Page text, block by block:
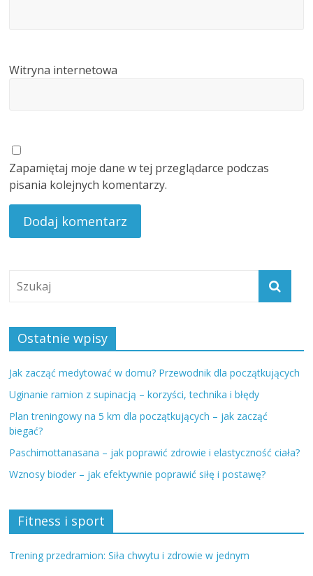
Witryna internetowa
Zapamiętaj moje dane w tej przeglądarce podczas
pisania kolejnych komentarzy.
Ostatnie wpisy
Jak zacząć medytować w domu? Przewodnik dla początkujących
Uginanie ramion z supinacją – korzyści, technika i błędy
Plan treningowy na 5 km dla początkujących – jak zacząć
biegać?
Paschimottanasana – jak poprawić zdrowie i elastyczność ciała?
Wznosy bioder – jak efektywnie poprawić siłę i postawę?
Fitness i sport
Trening przedramion: Siła chwytu i zdrowie w jednym